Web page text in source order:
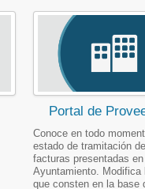
Portal de
Conoce en todo
estado de tramitación
facturas presentadas en
Ayuntamiento. Modifica
que consten en la base